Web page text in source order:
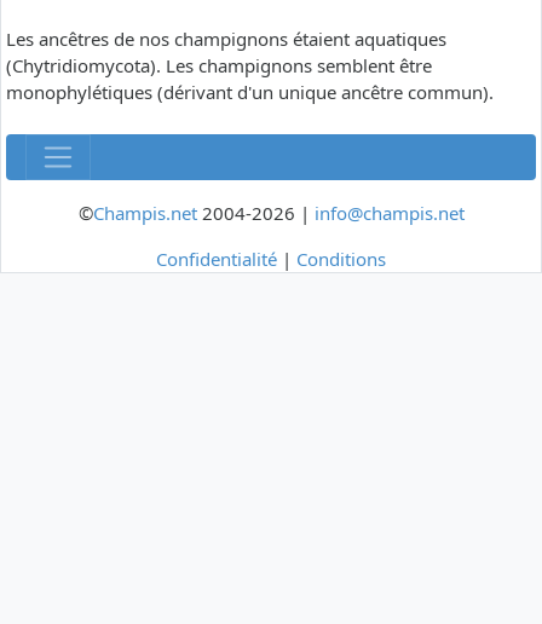
Les ancêtres de nos champignons étaient aquatiques
(Chytridiomycota). Les champignons semblent être
monophylétiques (dérivant d'un unique ancêtre commun).
©Champis.net2004-2026 | info@champis.net
Confidentialité | Conditions